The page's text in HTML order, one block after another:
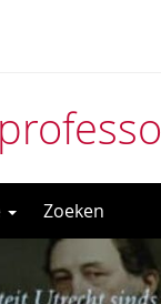
Zoeken